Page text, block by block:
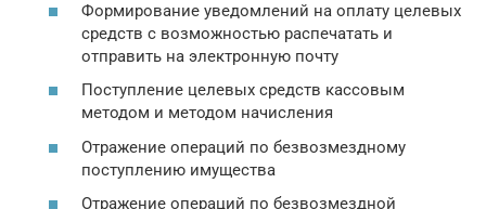
Формирование уведомлений на оплату целевых
средств с возможностью распечатать и
отправить на электронную почту
Поступление целевых средств кассовым
методом и методом начисления
Отражение операций по безвозмездному
поступлению имущества
Отражение операций по безвозмездной